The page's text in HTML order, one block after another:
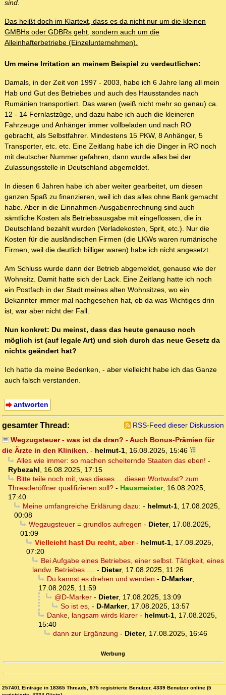
sind.
Das heißt doch im Klartext, dass es da nicht nur um die kleinen
GMBHs oder GDBRs geht, sondern auch um die
Alleinhafterbetriebe (Einzelunternehmen).
Um meine Irritation an meinem Beispiel zu verdeutlichen:
Damals, in der Zeit von 1997 - 2003, habe ich 6 Jahre lang all mein
Hab und Gut des Betriebes und auch des Hausstandes nach
Rumänien transportiert. Das waren (weiß nicht mehr so genau) ca.
12 - 14 Fernlastzüge, und dazu habe ich auch die kleineren
Fahrzeuge und Anhänger immer vollbeladen und nach RO
gebracht, als Selbstfahrer. Mindestens 15 PKW, 8 Anhänger, 5
Transporter, etc. etc. Eine Zeitlang habe ich die Dinger in RO noch
mit deutscher Nummer gefahren, dann wurde alles bei der
Zulassungsstelle in Deutschland abgemeldet.
In diesen 6 Jahren habe ich aber weiter gearbeitet, um diesen
ganzen Spaß zu finanzieren, weil ich das alles ohne Bank gemacht
habe. Aber in die Einnahmen-Ausgabenrechnung sind auch
sämtliche Kosten als Betriebsausgabe mit eingeflossen, die in
Deutschland bezahlt wurden (Verladekosten, Sprit, etc.). Nur die
Kosten für die ausländischen Firmen (die LKWs waren rumänische
Firmen, weil die deutlich billiger waren) habe ich nicht angesetzt.
Am Schluss wurde dann der Betrieb abgemeldet, genauso wie der
Wohnsitz. Damit hatte sich der Lack. Eine Zeitlang hatte ich noch
ein Postfach in der Stadt meines alten Wohnsitzes, wo ein
Bekannter immer mal nachgesehen hat, ob da was Wichtiges drin
ist, war aber nicht der Fall.
Nun konkret: Du meinst, dass das heute genauso noch
möglich ist (auf legale Art) und sich durch das neue Gesetz da
nichts geändert hat?
Ich hatte da meine Bedenken, - aber vielleicht habe ich das Ganze
auch falsch verstanden.
antworten
gesamter Thread:
RSS-Feed dieser Diskussion
Wegzugsteuer - was ist da dran? - Auch Bonus-Prämien für
die Ärzte in den Kliniken. - helmut-1, 16.08.2025, 15:46
Alles wie immer: so machen scheiternde Staaten das eben! -
Rybezahl, 16.08.2025, 17:15
Bitte teile noch mit, was dieses ... diesen Wortwulst? zum
Threaderöffner qualifizieren soll? - Hausmeister, 16.08.2025,
17:40
Meine umfangreiche Erklärung dazu: - helmut-1, 17.08.2025,
00:08
Wegzugsteuer = grundlos aufregen - Dieter, 17.08.2025,
01:09
Vielleicht hast Du recht, aber- helmut-1, 17.08.2025,
07:20
Bei Aufgabe eines Betriebes, einer selbst. Tätigkeit, eines
landw. Betriebes .... - Dieter, 17.08.2025, 11:26
Du kannst es drehen und wenden - D-Marker,
17.08.2025, 11:59
@D-Marker- Dieter, 17.08.2025, 13:09
So ist es, - D-Marker, 17.08.2025, 13:57
Danke, langsam wirds klarer- helmut-1, 17.08.2025,
15:40
dann zur Ergänzung - Dieter, 17.08.2025, 16:46
Werbung
257401 Einträge in 18365 Threads, 975 registrierte Benutzer, 4339 Benutzer online (5